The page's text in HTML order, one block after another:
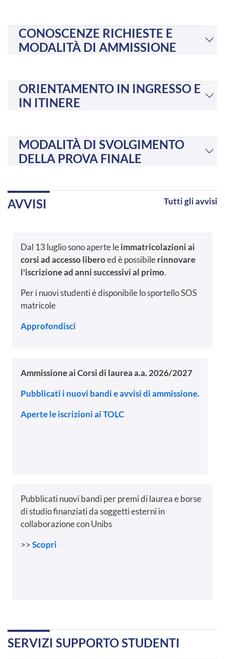
CONOSCENZE RICHIESTE E
MODALITÀ DI AMMISSIONE
ORIENTAMENTO IN INGRESSO E
IN ITINERE
MODALITÀ DI SVOLGIMENTO
DELLA PROVA FINALE
AVVISI Tutti gli avvisi
Dal 13 luglio sono aperte leimmatricolazioni ai
corsi ad accesso liberoed è possibilerinnovare
l'iscrizione ad anni successivi al primo.
Per i nuovi studenti è disponibile lo sportello SOS
matricole
Approfondisci
Ammissione ai Corsi di laurea a.a. 2026/2027
Pubblicati i nuovi bandi e avvisi di ammissione.
Aperte le iscrizioni ai TOLC
Pubblicati nuovi bandi per premi di laurea e borse
di studio finanziati da soggetti esterni in
collaborazione con Unibs
>>Scopri
SERVIZI SUPPORTO STUDENTI